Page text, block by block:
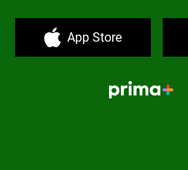
App Store